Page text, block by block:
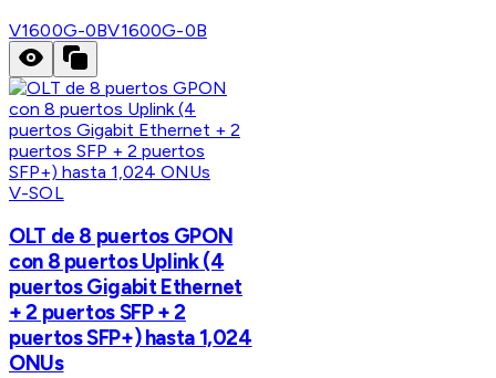
V1600G-0BV1600G-0B
V-SOL
OLT de 8 puertos GPON
con 8 puertos Uplink (4
puertos Gigabit Ethernet
+ 2 puertos SFP + 2
puertos SFP+) hasta 1,024
ONUs